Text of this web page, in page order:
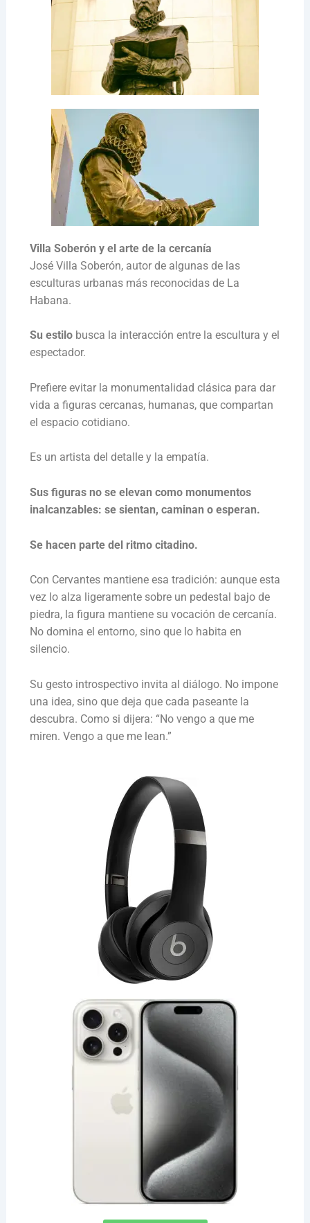
Villa Soberón y el arte de la cercanía
José Villa Soberón, autor de algunas de las
esculturas urbanas más reconocidas de La
Habana.
Su estilobusca la interacción entre la escultura y el
espectador.
Prefiere evitar la monumentalidad clásica para dar
vida a figuras cercanas, humanas, que compartan
el espacio cotidiano.
Es un artista del detalle y la empatía.
Sus figuras no se elevan como monumentos
inalcanzables: se sientan, caminan o esperan.
Se hacen parte del ritmo citadino.
Con Cervantes mantiene esa tradición: aunque esta
vez lo alza ligeramente sobre un pedestal bajo de
piedra, la figura mantiene su vocación de cercanía.
No domina el entorno, sino que lo habita en
silencio.
Su gesto introspectivo invita al diálogo. No impone
una idea, sino que deja que cada paseante la
descubra. Como si dijera: “No vengo a que me
miren. Vengo a que me lean.”